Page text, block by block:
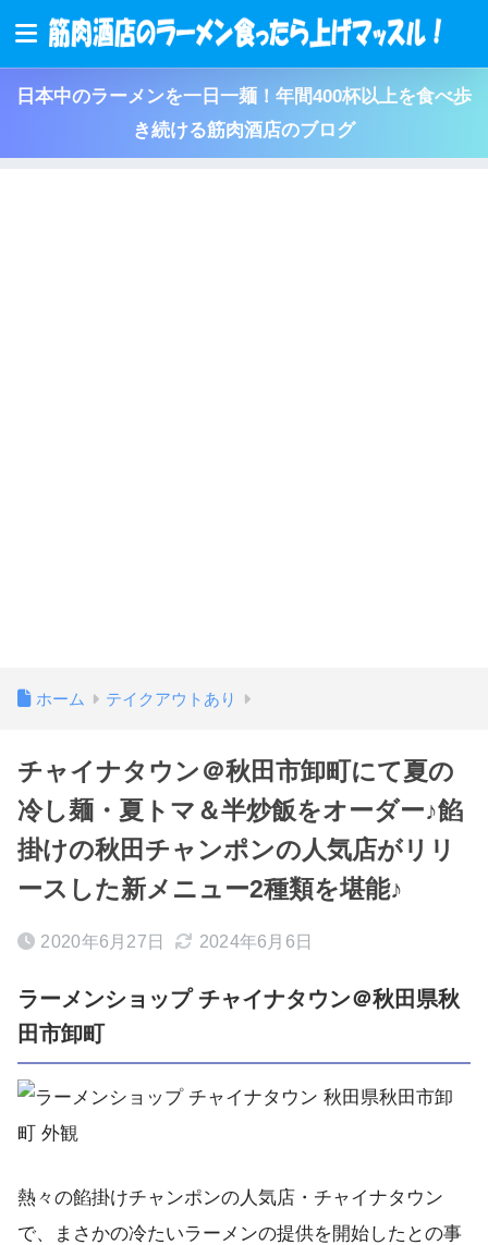
日本中のラーメンを一日一麺！年間400杯以上を食べ歩
き続ける筋肉酒店のブログ
ホーム テイクアウトあり
チャイナタウン＠秋田市卸町にて夏の
冷し麺・夏トマ＆半炒飯をオーダー♪餡
掛けの秋田チャンポンの人気店がリリ
ースした新メニュー2種類を堪能♪
2020年6月27日 2024年6月6日
ラーメンショップ チャイナタウン＠秋田県秋
田市卸町
熱々の餡掛けチャンポンの人気店・チャイナタウン
で、まさかの冷たいラーメンの提供を開始したとの事